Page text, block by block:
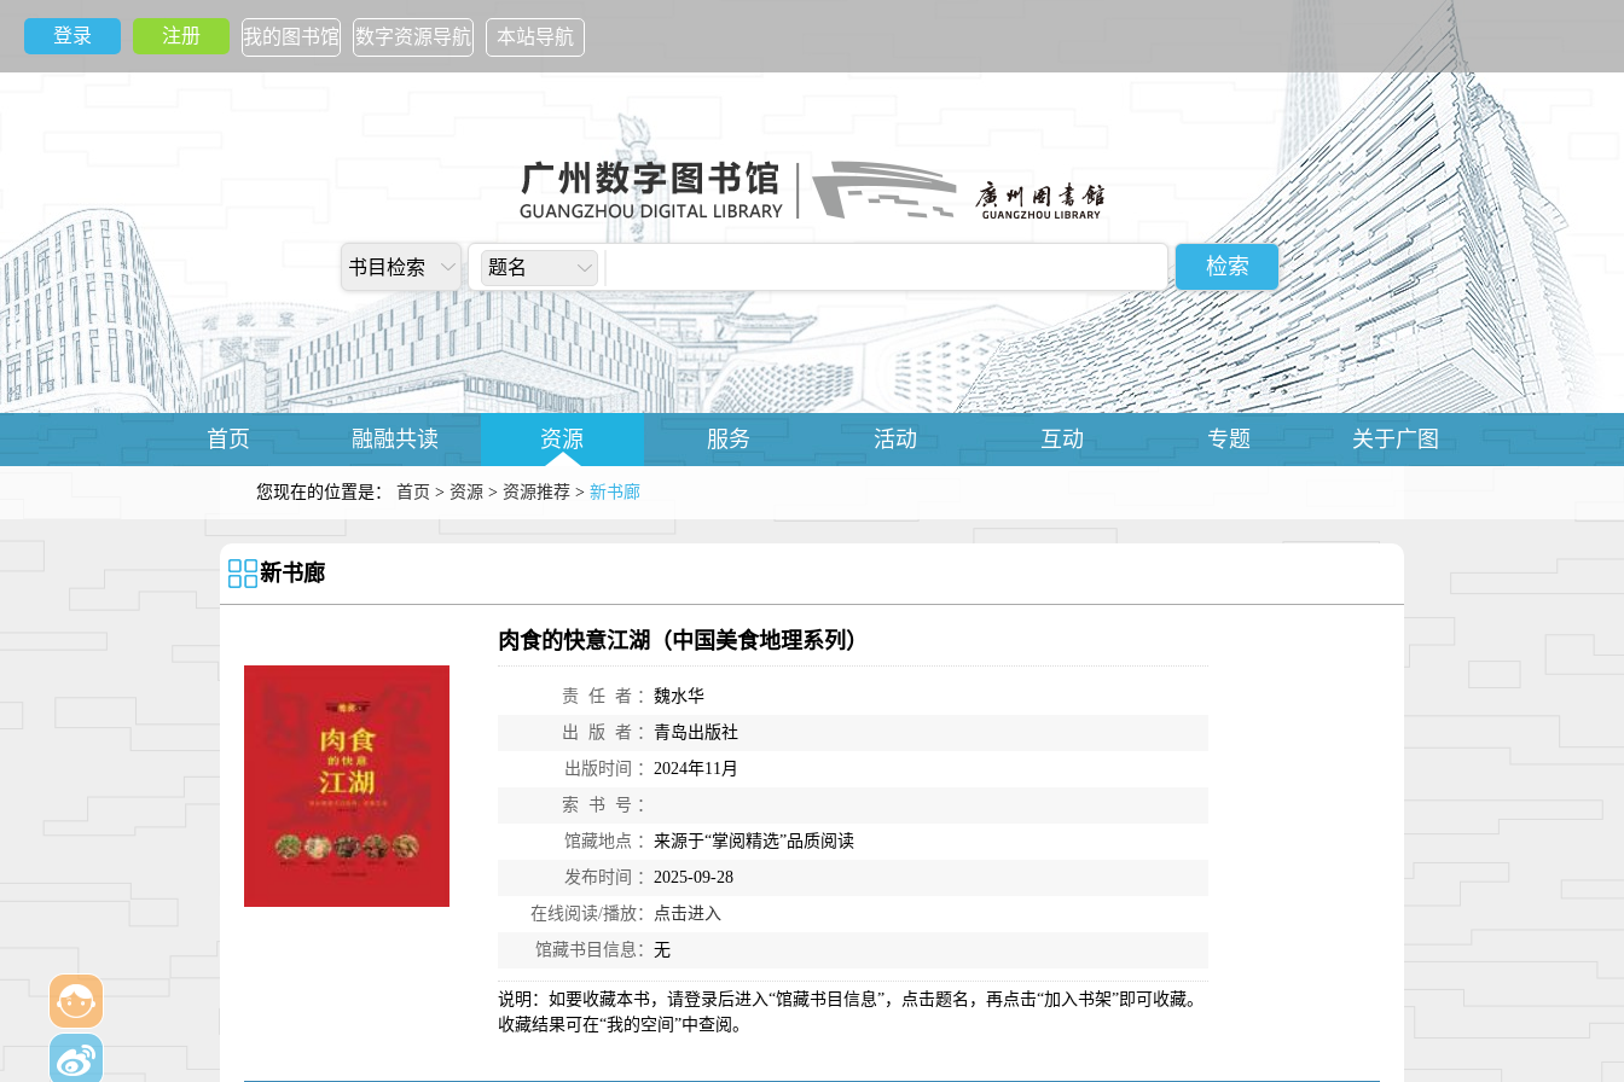
登录 注册 我的图书馆 数字资源导航 本站导航
书目检索 题名
首页 融融共读 资源 服务 活动 互动 专题 关于广图
您现在的位置是： 首页 > 资源 > 资源推荐 > 新书廊
新书廊
肉食的快意江湖（中国美食地理系列）
责 任 者 ： 魏水华
出 版 者 ： 青岛出版社
出版时间 ： 2024年11月
索 书 号 ：
馆藏地点 ： 来源于“掌阅精选”品质阅读
发布时间 ： 2025-09-28
在线阅读/播放： 点击进入
馆藏书目信息： 无
说明：如要收藏本书，请登录后进入“馆藏书目信息”，点击题名，再点击“加入书架”即可收藏。
收藏结果可在“我的空间”中查阅。